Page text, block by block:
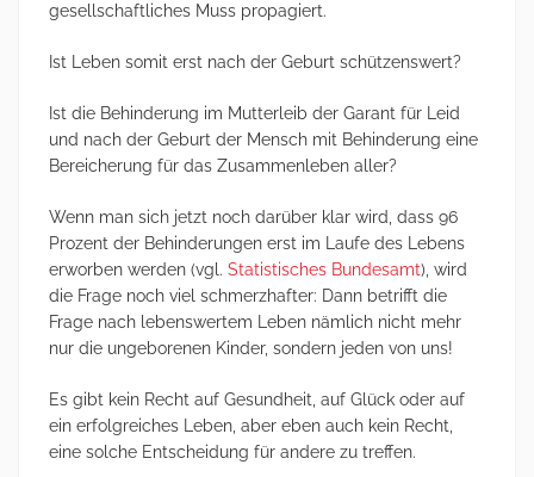
gesellschaftliches Muss propagiert.
Ist Leben somit erst nach der Geburt schützenswert?
Ist die Behinderung im Mutterleib der Garant für Leid
und nach der Geburt der Mensch mit Behinderung eine
Bereicherung für das Zusammenleben aller?
Wenn man sich jetzt noch darüber klar wird, dass 96
Prozent der Behinderungen erst im Laufe des Lebens
erworben werden (vgl. Statistisches Bundesamt), wird
die Frage noch viel schmerzhafter: Dann betrifft die
Frage nach lebenswertem Leben nämlich nicht mehr
nur die ungeborenen Kinder, sondern jeden von uns!
Es gibt kein Recht auf Gesundheit, auf Glück oder auf
ein erfolgreiches Leben, aber eben auch kein Recht,
eine solche Entscheidung für andere zu treffen.